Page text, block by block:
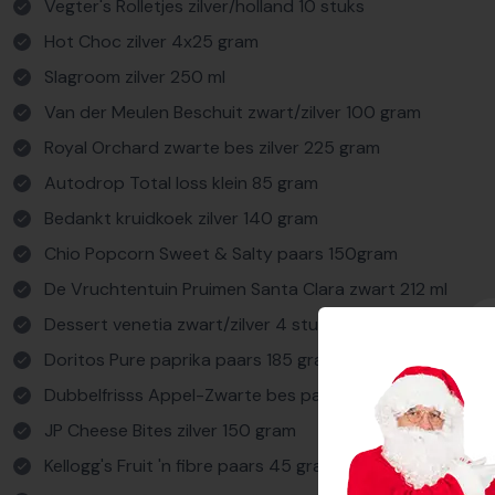
Vegter's Rolletjes zilver/holland 10 stuks
Hot Choc zilver 4x25 gram
Slagroom zilver 250 ml
Van der Meulen Beschuit zwart/zilver 100 gram
Royal Orchard zwarte bes zilver 225 gram
Autodrop Total loss klein 85 gram
Bedankt kruidkoek zilver 140 gram
Chio Popcorn Sweet & Salty paars 150gram
De Vruchtentuin Pruimen Santa Clara zwart 212 ml
Dessert venetia zwart/zilver 4 stuks 55 gram
Doritos Pure paprika paars 185 gram
Dubbelfrisss Appel-Zwarte bes paars 1,5L
JP Cheese Bites zilver 150 gram
Kellogg's Fruit 'n fibre paars 45 gram